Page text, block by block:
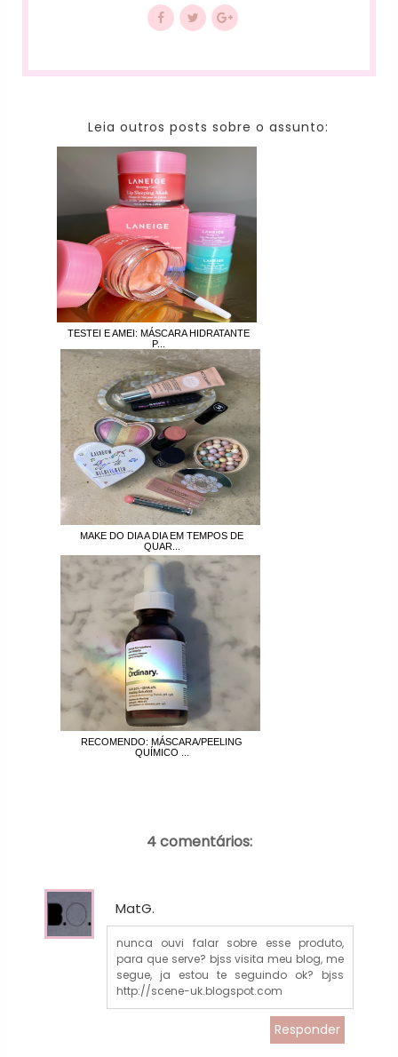
Leia outros posts sobre o assunto:
TESTEI E AMEI: MÁSCARA HIDRATANTE
P...
MAKE DO DIA A DIA EM TEMPOS DE
QUAR...
RECOMENDO: MÁSCARA/PEELING
QUÍMICO ...
4 comentários:
MatG.
nunca ouvi falar sobre esse produto,
para que serve? bjss visita meu blog, me
segue, ja estou te seguindo ok? bjss
http://scene-uk.blogspot.com
Responder